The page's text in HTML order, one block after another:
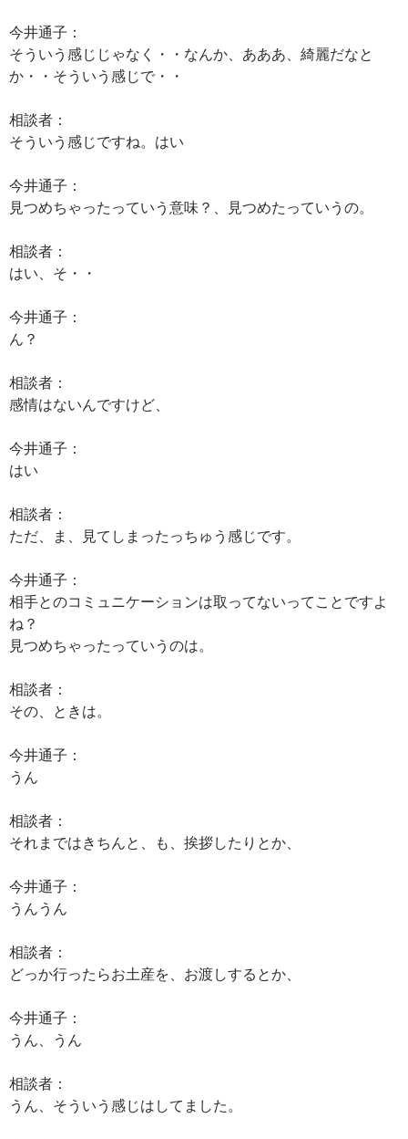
今井通子：
そういう感じじゃなく・・なんか、あああ、綺麗だなと
か・・そういう感じで・・
相談者：
そういう感じですね。はい
今井通子：
見つめちゃったっていう意味？、見つめたっていうの。
相談者：
はい、そ・・
今井通子：
ん？
相談者：
感情はないんですけど、
今井通子：
はい
相談者：
ただ、ま、見てしまったっちゅう感じです。
今井通子：
相手とのコミュニケーションは取ってないってことですよ
ね？
見つめちゃったっていうのは。
相談者：
その、ときは。
今井通子：
うん
相談者：
それまではきちんと、も、挨拶したりとか、
今井通子：
うんうん
相談者：
どっか行ったらお土産を、お渡しするとか、
今井通子：
うん、うん
相談者：
うん、そういう感じはしてました。